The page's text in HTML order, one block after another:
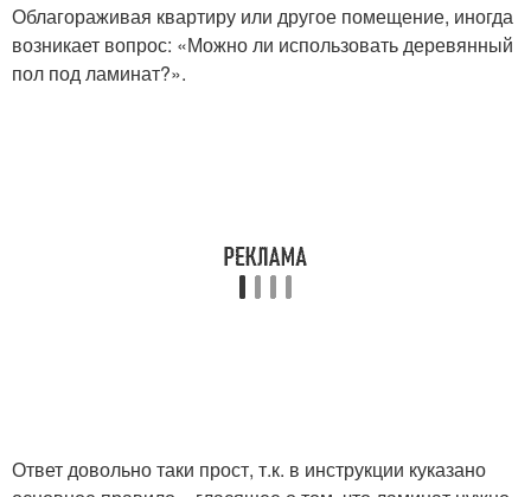
Облагораживая квартиру или другое помещение, иногда
возникает вопрос: «Можно ли использовать деревянный
пол под ламинат?».
Ответ довольно таки прост, т.к. в инструкции куказано